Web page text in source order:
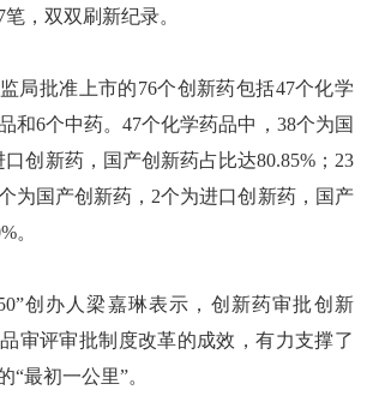
，双双刷新纪录。
批准上市的76个创新药包括47个化学
和6个中药。47个化学药品中，38个为国
创新药，国产创新药占比达80.85%；23
为国产创新药，2个为进口创新药，国产
。
创办人梁嘉琳表示，创新药审批创新
审评审批制度改革的成效，有力支撑了
“最初一公里”。